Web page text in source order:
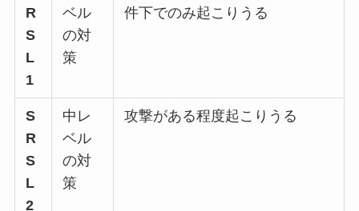
R
S
L
1
ベル
の対
策
件下でのみ起こりうる
S
R
S
L
2
中レ
ベル
の対
策
攻撃がある程度起こりうる